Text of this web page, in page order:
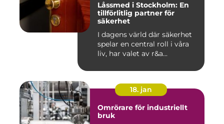
Låssmed i Stockholm: En
tillförlitlig partner för
säkerhet
I dagens värld där säkerhet
spelar en central roll i våra
liv, har valet av r&a...
18. jan
Omrörare för industriellt
bruk